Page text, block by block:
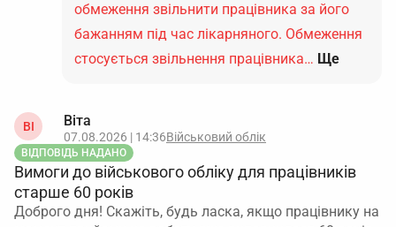
обмеження звільнити працівника за його
бажанням під час лікарняного. Обмеження
стосується звільнення працівника… Ще
ВІ Віта
07.08.2026 | 14:36Військовий облік
ВІДПОВІДЬ НАДАНО
Вимоги до військового обліку для працівників
старше 60 років
Доброго дня! Скажіть, будь ласка, якщо працівнику на